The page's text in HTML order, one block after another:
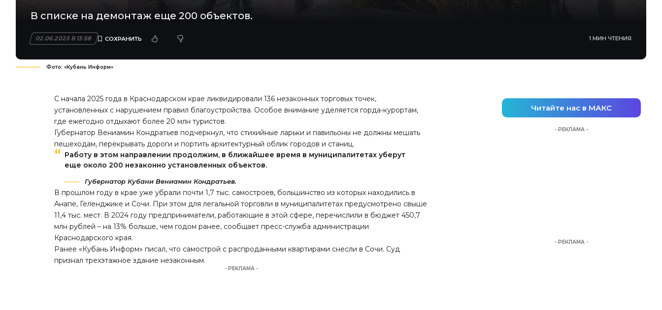
В списке на демонтаж еще 200 объектов.
02.06.2025 В 13:58 1 МИН ЧТЕНИЯ
Фото: «Кубань Информ»
С начала 2025 года в Краснодарском крае ликвидировали 136 незаконных торговых точек,
установленных с нарушением правил благоустройства. Особое внимание уделяется горда-курортам,
где ежегодно отдыхают более 20 млн туристов.
Губернатор Вениамин Кондратьев подчеркнул, что стихийные ларьки и павильоны не должны мешать
пешеходам, перекрывать дороги и портить архитектурный облик городов и станиц.
Работу в этом направлении продолжим, в ближайшее время в муниципалитетах уберут
еще около 200 незаконно установленных объектов.
Губернатор Кубани Вениамин Кондратьев.
В прошлом году в крае уже убрали почти 1,7 тыс. самостроев, большинство из которых находились в
Анапе, Геленджике и Сочи. При этом для легальной торговли в муниципалитетах предусмотрено свыше
11,4 тыс. мест. В 2024 году предприниматели, работающие в этой сфере, перечислили в бюджет 450,7
млн рублей – на 13% больше, чем годом ранее, сообщает пресс-служба администрации
Краснодарского края.
Ранее «Кубань Информ» писал, что самострой с распроданными квартирами снесли в Сочи. Суд
признал трехэтажное здание незаконным.
- РЕКЛАМА -
Читайте нас в МАКС
- РЕКЛАМА -
- РЕКЛАМА -